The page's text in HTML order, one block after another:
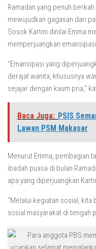
Ramadan yang penuh
mewujudkan gagasan dari
Sosok Kartini dinilai Emma
memperjuangkan
“Emansipasi yang
derajat wanita, khususnya
sejajar dengan kaum pria,”
Baca Juga: PSIS
Lawan PSM Makasar
Menurut Emma, pembagian
ibadah puasa di bulan
apa yang diperjuangkan
“Melalui kegiatan sosial,
sosial masyarakat di tengah